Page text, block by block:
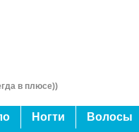
в плюсе))
Ногти
Волосы